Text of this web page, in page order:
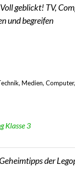
geblickt! TV,
und begreifen
Medien,
Klasse 3
der